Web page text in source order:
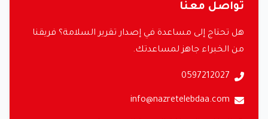
تواصل معنا
هل تحتاج إلى مساعدة في إصدار تقرير السلامة؟ فريقنا
من الخبراء جاهز لمساعدتك.
0597212027
info@nazretelebdaa.com